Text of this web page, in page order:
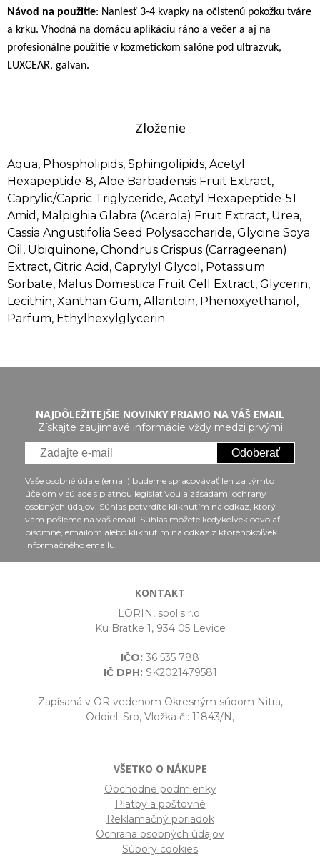
Návod na použitie: Naniesť 3-4 kvapky na očistenú pokožku tváre
a krku. Vhodná na domácu aplikáciu ráno a večer a aj na
profesionálne použitie v kozmetickom salóne pod ultrazvuk,
LUXCEAR, galvan.
Zloženie
Aqua, Phospholipids, Sphingolipids, Acetyl
Hexapeptide-8, Aloe Barbadensis Fruit Extract,
Caprylic/Capric Triglyceride, Acetyl Hexapeptide-51
Amid, Malpighia Glabra (Acerola) Fruit Extract, Urea,
Cassia Angustifolia Seed Polysaccharide, Glycine Soya
Oil, Ubiquinone, Chondrus Crispus (Carrageenan)
Extract, Citric Acid, Caprylyl Glycol, Potassium
Sorbate, Malus Domestica Fruit Cell Extract, Glycerin,
Lecithin, Xanthan Gum, Allantoin, Phenoxyethanol,
Parfum, Ethylhexylglycerin
NAJDÔLEŽITEJŠIE NOVINKY PRIAMO NA VÁŠ EMAIL
Získajte zaujímavé informácie vždy medzi prvými
Odoberať
Vaše osobné údaje (email) budeme spracovávať len za týmto
účelom v súlade s platnou legislatívou a zásadami ochrany
osobných údajov. Súhlas potvrdíte kliknutím na odkaz, ktorý
vám pošleme na váš email. Súhlas môžete kedykoľvek odvolať
písomne, emailom alebo kliknutím na odkaz z ktoréhokoľvek
informačného emailu.
KONTAKT
LORIN, spol.s r.o.
Ku Bratke 1, 934 05 Levice
IČO: 36 535 788
IČ DPH:SK2021479581
Zapísaná v OR vedenom Okresným súdom Nitra,
Oddiel: Sro, Vložka č.: 11843/N,
VŠETKO O NÁKUPE
Obchodné podmienky
Platby a poštovné
Reklamačný poriadok
Ochrana osobných údajov
Súbory cookies